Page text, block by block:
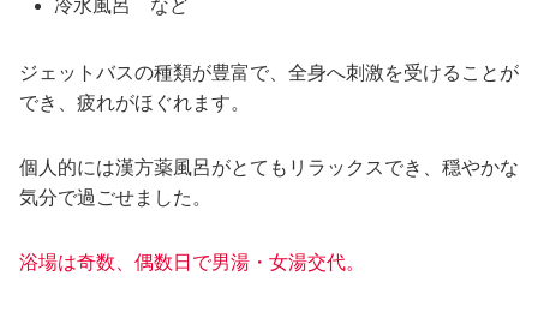
冷水風呂 など
ジェットバスの種類が豊富で、全身へ刺激を受けることが
でき、疲れがほぐれます。
個人的には漢方薬風呂がとてもリラックスでき、穏やかな
気分で過ごせました。
浴場は奇数、偶数日で男湯・女湯交代。